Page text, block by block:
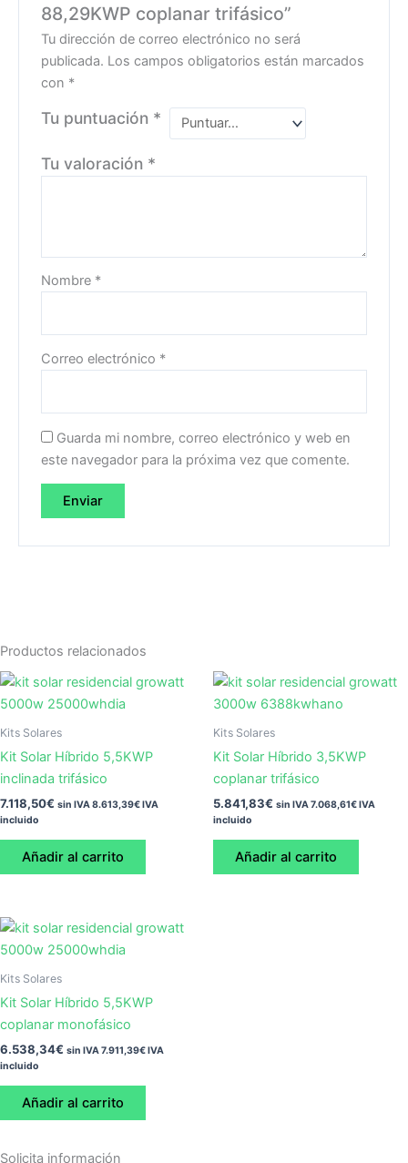
88,29KWP coplanar trifásico”
Tu dirección de correo electrónico no será
publicada. Los campos obligatorios están marcados
con *
Tu puntuación *
Tu valoración *
Nombre *
Correo electrónico *
Guarda mi nombre, correo electrónico y web en
este navegador para la próxima vez que comente.
Productos relacionados
Kits Solares
Kit Solar Híbrido 5,5KWP
inclinada trifásico
7.118,50€ sin IVA8.613,39€IVA
incluido
Añadir al carrito
Kits Solares
Kit Solar Híbrido 3,5KWP
coplanar trifásico
5.841,83€ sin IVA7.068,61€IVA
incluido
Añadir al carrito
Kits Solares
Kit Solar Híbrido 5,5KWP
coplanar monofásico
6.538,34€ sin IVA7.911,39€IVA
incluido
Añadir al carrito
Solicita información